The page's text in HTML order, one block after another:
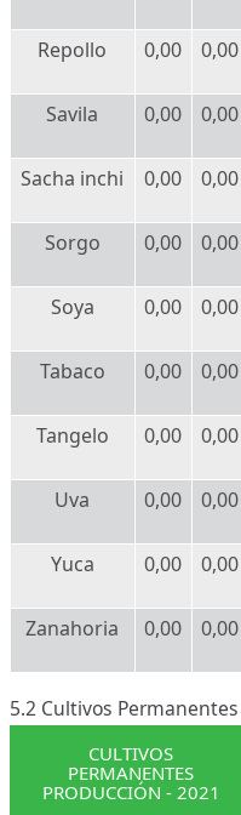
Repollo 0,00 0,00
Savila 0,00 0,00
Sacha inchi 0,00 0,00
Sorgo 0,00 0,00
Soya 0,00 0,00
Tabaco 0,00 0,00
Tangelo 0,00 0,00
Uva 0,00 0,00
Yuca 0,00 0,00
Zanahoria 0,00 0,00
5.2 Cultivos Permanentes
CULTIVOS
PERMANENTES
PRODUCCIÓN - 2021